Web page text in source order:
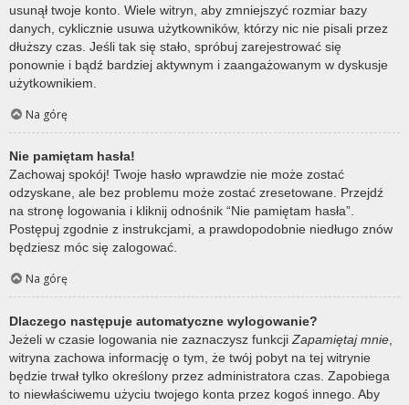
usunął twoje konto. Wiele witryn, aby zmniejszyć rozmiar bazy
danych, cyklicznie usuwa użytkowników, którzy nic nie pisali przez
dłuższy czas. Jeśli tak się stało, spróbuj zarejestrować się
ponownie i bądź bardziej aktywnym i zaangażowanym w dyskusje
użytkownikiem.
Na górę
Nie pamiętam hasła!
Zachowaj spokój! Twoje hasło wprawdzie nie może zostać
odzyskane, ale bez problemu może zostać zresetowane. Przejdź
na stronę logowania i kliknij odnośnik “Nie pamiętam hasła”.
Postępuj zgodnie z instrukcjami, a prawdopodobnie niedługo znów
będziesz móc się zalogować.
Na górę
Dlaczego następuje automatyczne wylogowanie?
Jeżeli w czasie logowania nie zaznaczysz funkcji Zapamiętaj mnie
witryna zachowa informację o tym, że twój pobyt na tej witrynie
będzie trwał tylko określony przez administratora czas. Zapobiega
to niewłaściwemu użyciu twojego konta przez kogoś innego. Aby